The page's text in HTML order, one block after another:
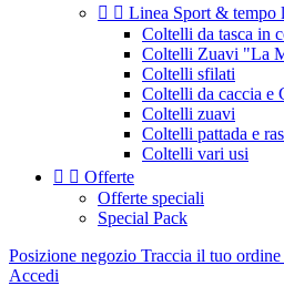
  Linea Sport & tempo
Coltelli da tasca in
Coltelli Zuavi "La
Coltelli sfilati
Coltelli da caccia e
Coltelli zuavi
Coltelli pattada e
Coltelli vari usi
  Offerte
Offerte speciali
Special Pack
Posizione negozio Traccia il tuo ordine
Accedi